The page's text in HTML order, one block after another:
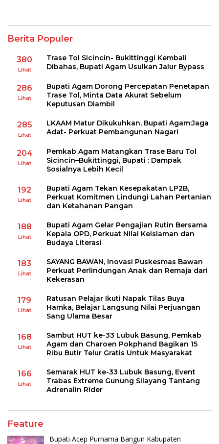
Berita Populer
380
Lihat
Trase Tol Sicincin- Bukittinggi Kembali
Dibahas, Bupati Agam Usulkan Jalur Bypass
286
Lihat
Bupati Agam Dorong Percepatan Penetapan
Trase Tol, Minta Data Akurat Sebelum
Keputusan Diambil
285
Lihat
LKAAM Matur Dikukuhkan, Bupati Agam:Jaga
Adat- Perkuat Pembangunan Nagari
204
Lihat
Pemkab Agam Matangkan Trase Baru Tol
Sicincin–Bukittinggi, Bupati : Dampak
Sosialnya Lebih Kecil
192
Lihat
Bupati Agam Tekan Kesepakatan LP2B,
Perkuat Komitmen Lindungi Lahan Pertanian
dan Ketahanan Pangan
188
Lihat
Bupati Agam Gelar Pengajian Rutin Bersama
Kepala OPD, Perkuat Nilai Keislaman dan
Budaya Literasi
183
Lihat
SAYANG BAWAN, Inovasi Puskesmas Bawan
Perkuat Perlindungan Anak dan Remaja dari
Kekerasan
179
Lihat
Ratusan Pelajar Ikuti Napak Tilas Buya
Hamka, Belajar Langsung Nilai Perjuangan
Sang Ulama Besar
168
Lihat
Sambut HUT ke-33 Lubuk Basung, Pemkab
Agam dan Charoen Pokphand Bagikan 15
Ribu Butir Telur Gratis Untuk Masyarakat
166
Lihat
Semarak HUT ke-33 Lubuk Basung, Event
Trabas Extreme Gunung Silayang Tantang
Adrenalin Rider
Feature
Bupati Acep Purnama Bangun Kabupaten